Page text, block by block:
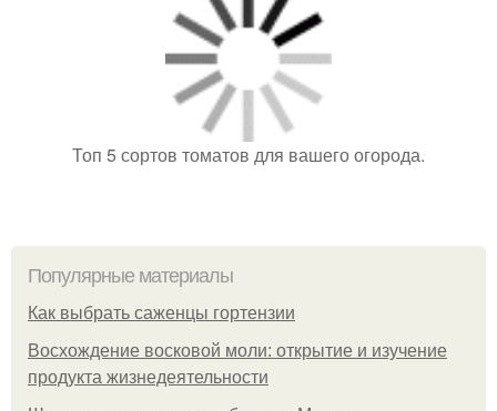
Топ 5 сортов томатов для вашего огорода.
Популярные материалы
Шелуха семечек, как удобрение. Мульча
При какой температуре сушить боярышник в
электросушилке. Тонкости мастерства: как сушить
боярышник в домашних условиях